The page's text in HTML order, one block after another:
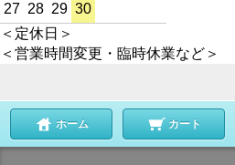
27 28 29 30
＜定休日＞
＜営業時間変更・臨時休業など＞
ホーム カート